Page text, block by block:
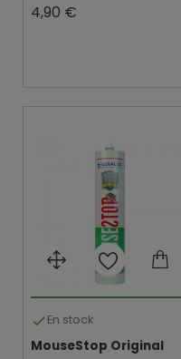
4,90 €
En stock
MouseStop Original